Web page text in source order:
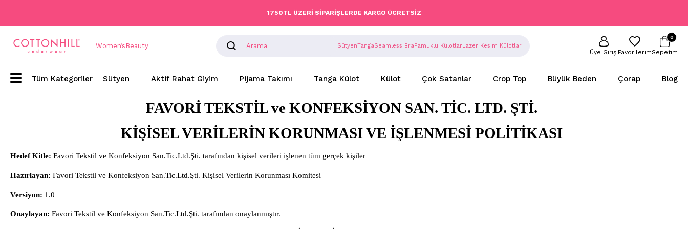
1750TL ÜZERİ SİPARİŞLERDE KARGO ÜCRETSİZ
Women’s Beauty SütyenTangaSeamless BraPamuklu KülotlarLazer Kesim Külotlar
Üye GirişiFavorilerimSepetim
0
Sütyen Aktif Rahat Giyim Pijama Takımı Tanga Külot Külot Çok Satanlar Crop Top Büyük Beden Çorap Blog
FAVORİ TEKSTİL ve KONFEKSİYON SAN. TİC. LTD. ŞTİ.
KİŞİSEL VERİLERİN KORUNMASI VE İŞLENMESİ POLİTİKASI
Hedef Kitle: Favori Tekstil ve Konfeksiyon San.Tic.Ltd.Şti. tarafından kişisel verileri işlenen tüm gerçek kişiler
Hazırlayan: Favori Tekstil ve Konfeksiyon San.Tic.Ltd.Şti. Kişisel Verilerin Korunması Komitesi
Versiyon: 1.0
Onaylayan: Favori Tekstil ve Konfeksiyon San.Tic.Ltd.Şti. tarafından onaylanmıştır.